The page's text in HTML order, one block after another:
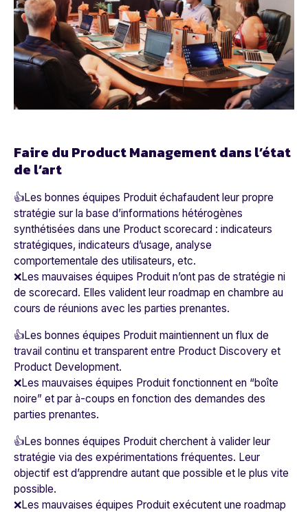
Faire du Product Management dans l’état
de l’art
👍Les bonnes équipes Produit échafaudent leur propre
stratégie sur la base d’informations hétérogènes
synthétisées dans une Product scorecard : indicateurs
stratégiques, indicateurs d’usage, analyse
comportementale des utilisateurs, etc.
❌Les mauvaises équipes Produit n’ont pas de stratégie ni
de scorecard. Elles valident leur roadmap en chambre au
cours de réunions avec les parties prenantes.
👍Les bonnes équipes Produit maintiennent un flux de
travail continu et transparent entre Product Discovery et
Product Development.
❌Les mauvaises équipes Produit fonctionnent en “boîte
noire” et par à-coups en fonction des demandes des
parties prenantes.
👍Les bonnes équipes Produit cherchent à valider leur
stratégie via des expérimentations fréquentes. Leur
objectif est d’apprendre autant que possible et le plus vite
possible.
❌Les mauvaises équipes Produit exécutent une roadmap